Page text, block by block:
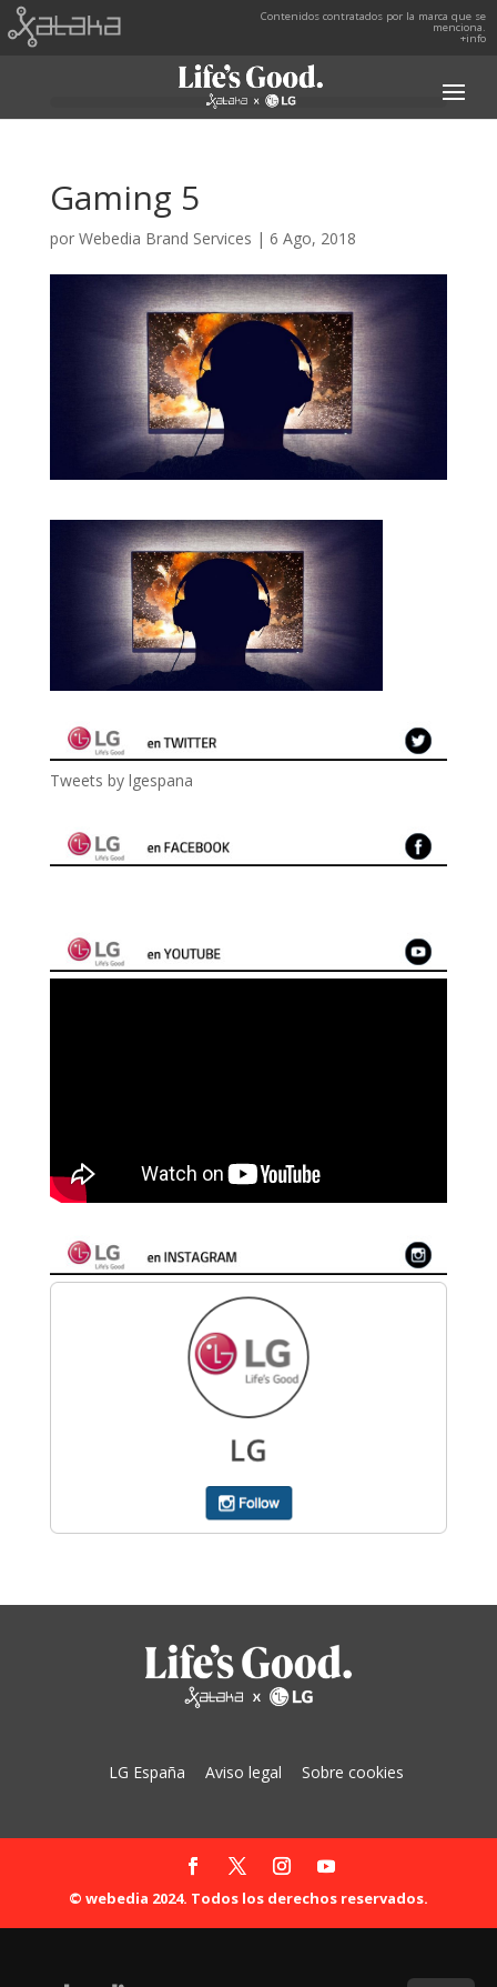
Contenidos contratados por la marca que se
menciona.
+info
Gaming 5
por Webedia Brand Services | 6 Ago, 2018
Tweets by lgespana
LG España Aviso legal Sobre cookies
© webedia 2024. Todos los derechos reservados.